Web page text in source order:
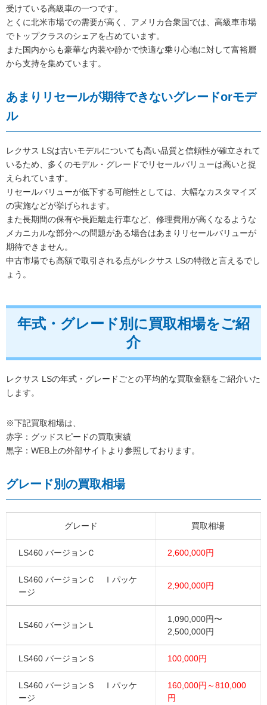
受けている高級車の一つです。
とくに北米市場での需要が高く、アメリカ合衆国では、高級車市場
でトップクラスのシェアを占めています。
また国内からも豪華な内装や静かで快適な乗り心地に対して富裕層
から支持を集めています。
あまりリセールが期待できないグレードorモデ
ル
レクサス LSは古いモデルについても高い品質と信頼性が確立されて
いるため、多くのモデル・グレードでリセールバリューは高いと捉
えられています。
リセールバリューが低下する可能性としては、大幅なカスタマイズ
の実施などが挙げられます。
また長期間の保有や長距離走行車など、修理費用が高くなるような
メカニカルな部分への問題がある場合はあまりリセールバリューが
期待できません。
中古市場でも高額で取引される点がレクサス LSの特徴と言えるでし
ょう。
年式・グレード別に買取相場をご紹
介
レクサス LSの年式・グレードごとの平均的な買取金額をご紹介いた
します。
※下記買取相場は、
赤字：グッドスピードの買取実績
黒字：WEB上の外部サイトより参照しております。
グレード別の買取相場
グレード 買取相場
LS460 バージョンＣ 2,600,000円
LS460 バージョンＣ Ｉパッケ
ージ
2,900,000円
LS460 バージョンＬ
1,090,000円〜
2,500,000円
LS460 バージョンＳ 100,000円
LS460 バージョンＳ Ｉパッケ
ージ
160,000円～810,000
円